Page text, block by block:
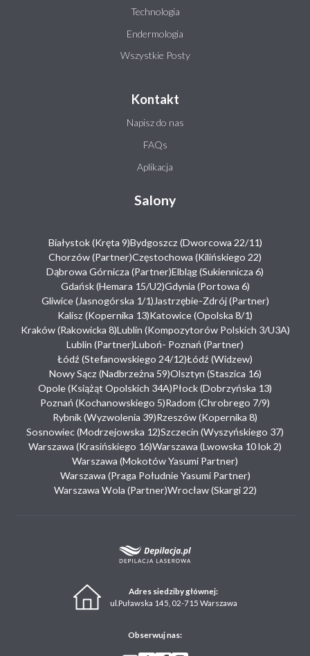
Technologia
Endermologia
Wszystkie Posty
Kontakt
Napisz do nas
FAQs
Aplikacja
Salony
Białystok (Kręta 9)Bydgoszcz (Dworcowa 22/11)
Chorzów (Partner)Częstochowa (Kilińskiego 22)
Dąbrowa Górnicza (Partner)Elbląg (Sukiennicza 6)
Gdańsk (Hemara 15/U2)Gdynia (Portowa 6)
Gliwice (Jasnogórska 1/1) Jastrzębie-Zdrój (Partner)
Kalisz (Kopernika 13)Katowice (Opolska 8/1)
Kraków (Rakowicka 8)Lublin (Kompozytorów Polskich 3/U3A)
Lublin (Partner)Luboń- Poznań (Partner)
Łódź (Stefanowskiego 24/12)Łódź (Widzew)
Nowy Sącz (Nadbrzeżna 59)Olsztyn (Staszica 16)
Opole (Książąt Opolskich 34A)Płock (Dobrzyńska 13)
Poznań (Kochanowskiego 5)Radom (Chrobrego 7/9)
Rybnik (Wyzwolenia 39)Rzeszów (Kopernika 8)
Sosnowiec (Modrzejowska 12)Szczecin (Wyszyńskiego 37)
Warszawa (Krasińskiego 16)Warszawa (Lwowska 10 lok 2)
Warszawa (Mokotów Yasumi Partner)
Warszawa (Praga Południe Yasumi Partner)
Warszawa Wola (Partner)Wrocław (Skargi 22)
Adres siedziby głównej:
ul.Puławska 145, 02-715 Warszawa
Obserwuj nas: